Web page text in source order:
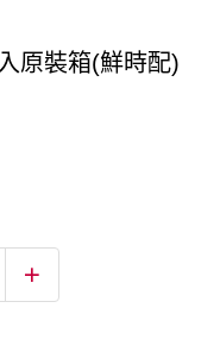
原裝箱(鮮時配)